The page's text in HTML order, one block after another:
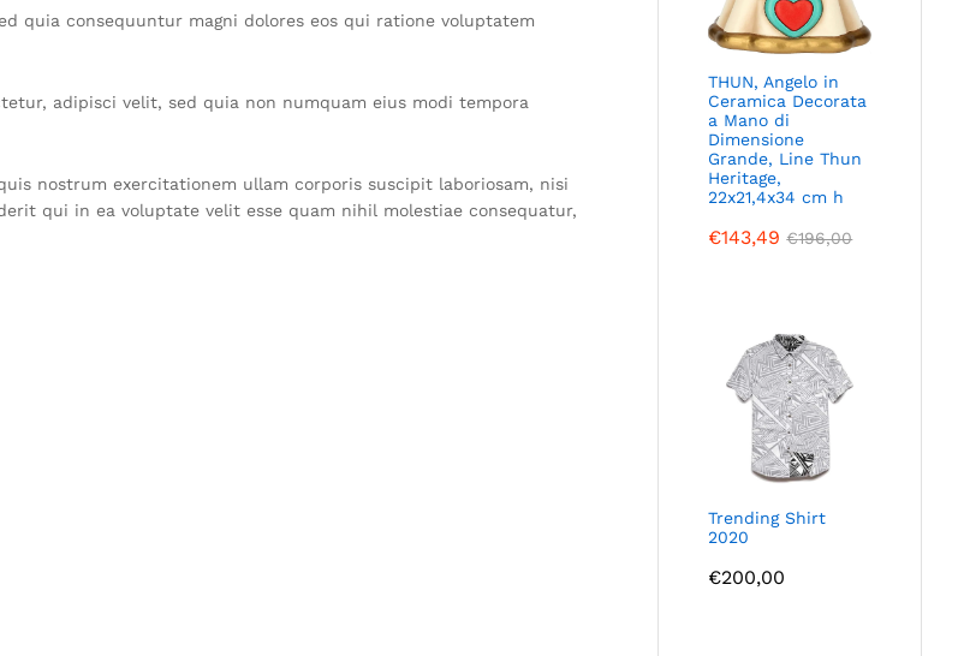
quia consequuntur magni dolores eos qui ratione voluptatem
adipisci velit, sed quia non numquam eius modi tempora
nostrum exercitationem ullam corporis suscipit laboriosam, nisi
qui in ea voluptate velit esse quam nihil molestiae consequatur,
THUN, Angelo in
Ceramica Decorata
a Mano di
Dimensione
Grande, Line Thun
Heritage,
22x21,4x34 cm h
€143,49 €196,00
Trending Shirt
2020
€200,00